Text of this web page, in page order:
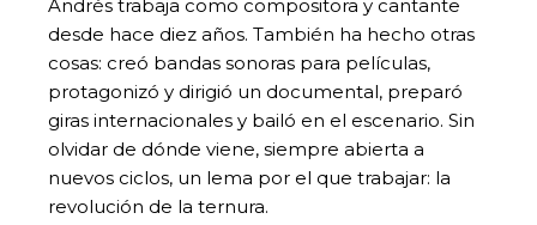
Andrés trabaja como compositora y cantante
desde hace diez años. También ha hecho otras
cosas: creó bandas sonoras para películas,
protagonizó y dirigió un documental, preparó
giras internacionales y bailó en el escenario. Sin
olvidar de dónde viene, siempre abierta a
nuevos ciclos, un lema por el que trabajar: la
revolución de la ternura.